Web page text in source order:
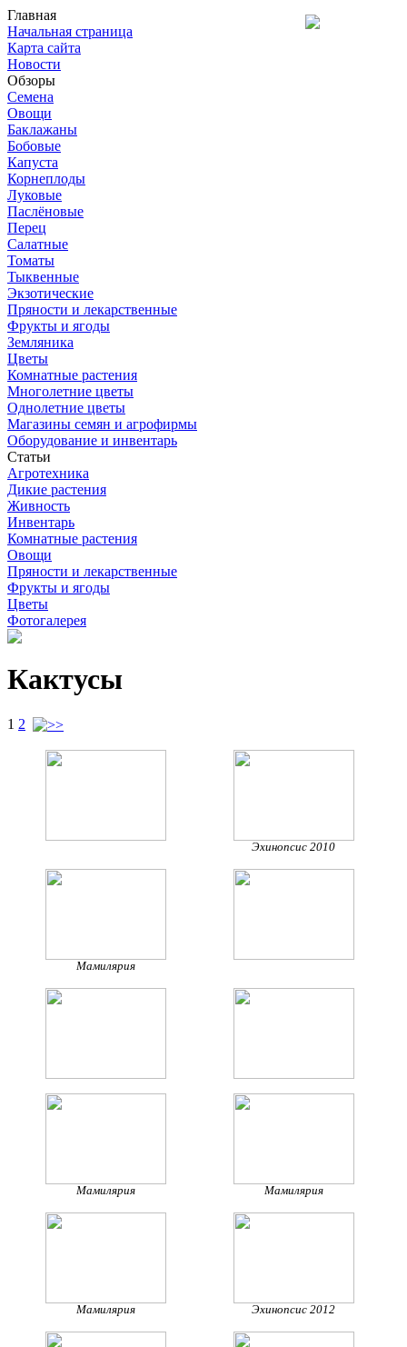
Главная
Начальная страница
Карта сайта
Новости
Обзоры
Семена
Овощи
Баклажаны
Бобовые
Капуста
Корнеплоды
Луковые
Паслёновые
Перец
Салатные
Томаты
Тыквенные
Экзотические
Пряности и лекарственные
Фрукты и ягоды
Земляника
Цветы
Комнатные растения
Многолетние цветы
Однолетние цветы
Магазины семян и агрофирмы
Оборудование и инвентарь
Статьи
Агротехника
Дикие растения
Живность
Инвентарь
Комнатные растения
Овощи
Пряности и лекарственные
Фрукты и ягоды
Цветы
Фотогалерея
Кактусы
1 2
Эхинопсис 2010
Мамилярия
Мамилярия Мамилярия
Мамилярия Эхинопсис 2012